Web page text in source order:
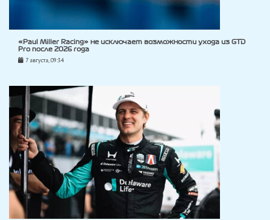
«Paul Miller Racing» не исключает возможности ухода из GTD
Pro после 2026 года
7 августа, 09:34